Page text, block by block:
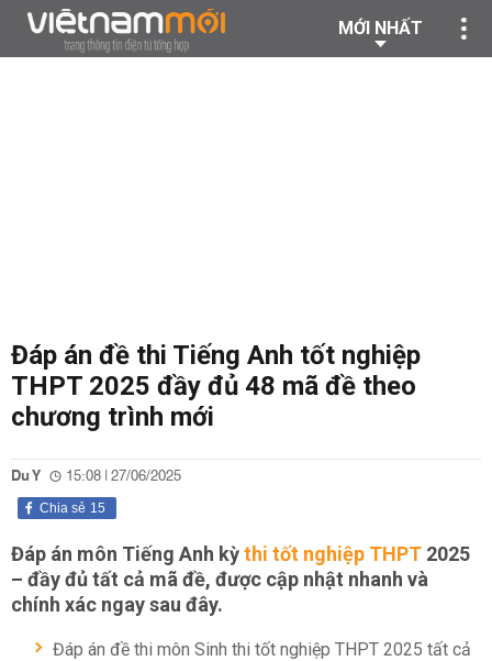
MỚI NHẤT
Đáp án đề thi Tiếng Anh tốt nghiệp
THPT 2025 đầy đủ 48 mã đề theo
chương trình mới
Du Y 15:08 | 27/06/2025
15
Chia sẻ
Đáp án môn Tiếng Anh kỳthi tốt nghiệp THPT 2025
– đầy đủ tất cả mã đề, được cập nhật nhanh và
chính xác ngay sau đây.
Đáp án đề thi môn Sinh thi tốt nghiệp THPT 2025 tất cả